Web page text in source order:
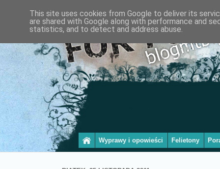
Wyprawy i opowieści Felietony
This site uses cookies from Google to deliver its
are shared with Google along with performance and
statistics, and to detect and address abuse.